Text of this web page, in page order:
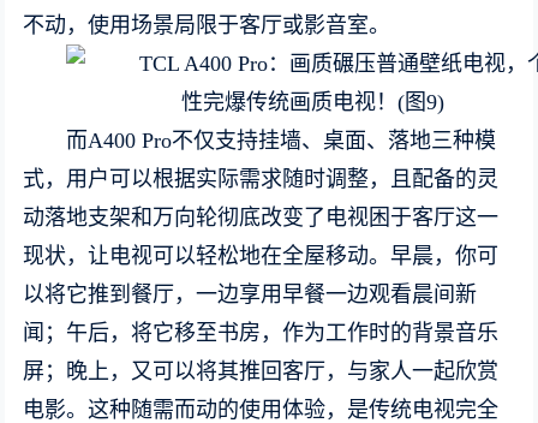
不动，使用场景局限于客厅或影音室。
而A400 Pro不仅支持挂墙、桌面、落地三种模
式，用户可以根据实际需求随时调整，且配备的灵
动落地支架和万向轮彻底改变了电视困于客厅这一
现状，让电视可以轻松地在全屋移动。早晨，你可
以将它推到餐厅，一边享用早餐一边观看晨间新
闻；午后，将它移至书房，作为工作时的背景音乐
屏；晚上，又可以将其推回客厅，与家人一起欣赏
电影。这种随需而动的使用体验，是传统电视完全